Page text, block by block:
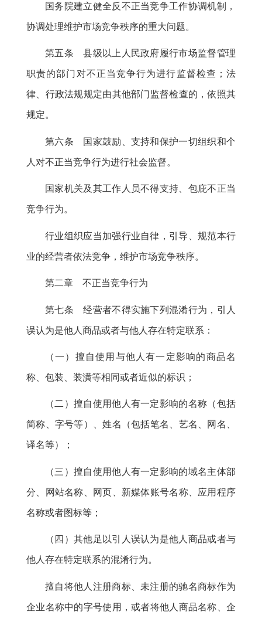
国务院建立健全反不正当竞争工作协调机制 ，
协调处理维护市场竞争秩序的重大问题。
第五条 县级以上人民政府履行市场监督管理
职责的部门对不正当竞争行为进行监督检查 ； 法
律、行政法规规定由其他部门监督检查的，依照其
规定。
第六条 国家鼓励、支持和保护一切组织和个
人对不正当竞争行为进行社会监督。
国家机关及其工作人员不得支持、包庇不正当
竞争行为。
行业组织应当加强行业自律 ， 引导、规范本行
业的经营者依法竞争，维护市场竞争秩序。
第二章 不正当竞争行为
第七条 经营者不得实施下列混淆行为 ， 引人
误认为是他人商品或者与他人存在特定联系：
（一）擅自使用与他人有一定影响的商品名
称、包装、装潢等相同或者近似的标识 ；
（二）擅自使用他人有一定影响的名称（包括
简称、字号等）、姓名（包括笔名、艺名、网名、
译名等） ；
（三）擅自使用他人有一定影响的域名主体部
分、网站名称、网页、新媒体账号名称、应用程序
名称或者图标等 ；
（四）其他足以引人误认为是他人商品或者与
他人存在特定联系的混淆行为。
擅自将他人注册商标、未注册的驰名商标作为
企业名称中的字号使用 ，或者将他人商品名称、企